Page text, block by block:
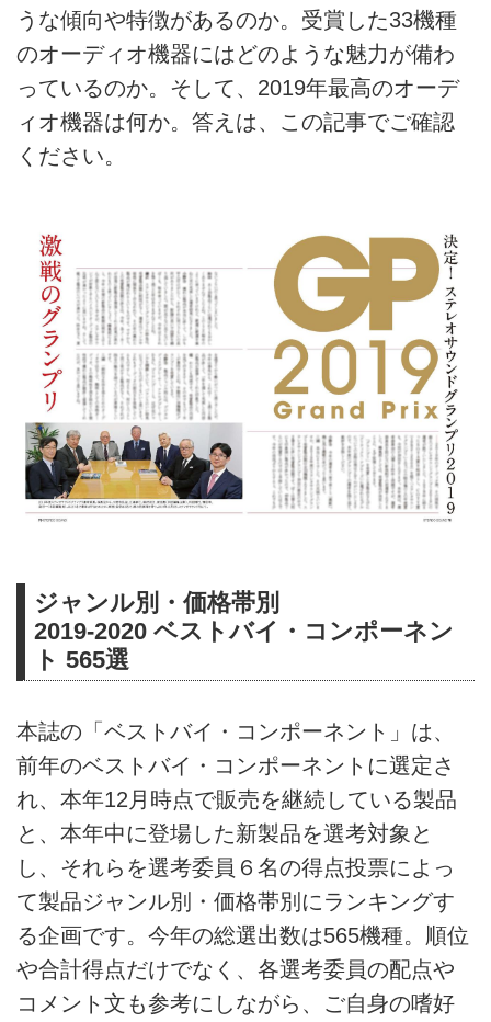
うな傾向や特徴があるのか。受賞した33機種
のオーディオ機器にはどのような魅力が備わ
っているのか。そして、2019年最高のオーデ
ィオ機器は何か。答えは、この記事でご確認
ください。
ジャンル別・価格帯別
2019-2020 ベストバイ・コンポーネン
ト 565選
本誌の「ベストバイ・コンポーネント」は、
前年のベストバイ・コンポーネントに選定さ
れ、本年12月時点で販売を継続している製品
と、本年中に登場した新製品を選考対象と
し、それらを選考委員６名の得点投票によっ
て製品ジャンル別・価格帯別にランキングす
る企画です。今年の総選出数は565機種。順位
や合計得点だけでなく、各選考委員の配点や
コメント文も参考にしながら、ご自身の嗜好